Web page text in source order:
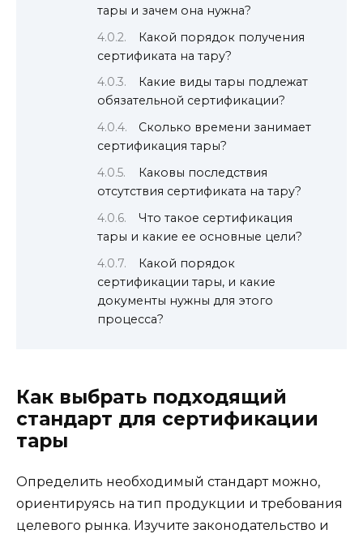
тары и зачем она нужна?
Какой порядок получения
сертификата на тару?
Какие виды тары подлежат
обязательной сертификации?
Сколько времени занимает
сертификация тары?
Каковы последствия
отсутствия сертификата на тару?
Что такое сертификация
тары и какие ее основные цели?
Какой порядок
сертификации тары, и какие
документы нужны для этого
процесса?
Как выбрать подходящий
стандарт для сертификации
тары
Определить необходимый стандарт можно,
ориентируясь на тип продукции и требования
целевого рынка. Изучите законодательство и